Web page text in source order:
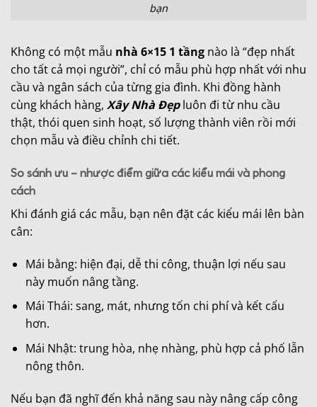
bạn
Không có một mẫu nhà 6×15 1 tầng nào là “đẹp nhất
cho tất cả mọi người”, chỉ có mẫu phù hợp nhất với nhu
cầu và ngân sách của từng gia đình. Khi đồng hành
cùng khách hàng, Xây Nhà Đẹpluôn đi từ nhu cầu
thật, thói quen sinh hoạt, số lượng thành viên rồi mới
chọn mẫu và điều chỉnh chi tiết.
So sánh ưu – nhược điểm giữa các kiểu mái và phong
cách
Khi đánh giá các mẫu, bạn nên đặt các kiểu mái lên bàn
cân:
Mái bằng: hiện đại, dễ thi công, thuận lợi nếu sau
này muốn nâng tầng.
Mái Thái: sang, mát, nhưng tốn chi phí và kết cấu
hơn.
Mái Nhật: trung hòa, nhẹ nhàng, phù hợp cả phố lẫn
nông thôn.
Nếu bạn đã nghĩ đến khả năng sau này nâng cấp công